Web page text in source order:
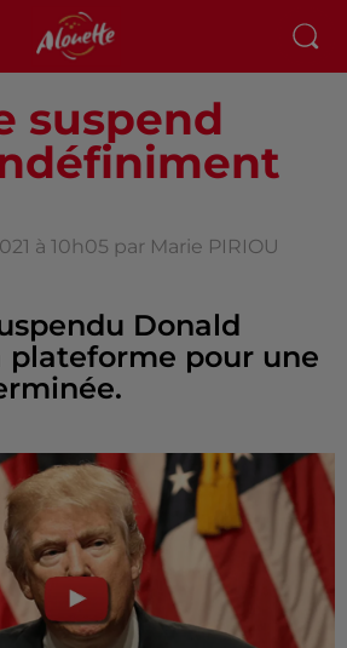
suspend
à 10h05 par Marie PIRIOU
Donald
plateforme pour une